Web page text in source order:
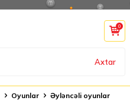
Axtar
0
Oyunlar
Əyləncəli oyunlar